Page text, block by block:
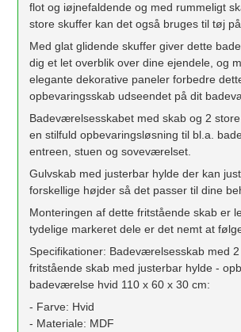
flot og iøjnefaldende og med rummeligt
store skuffer kan det også bruges til tøj
Med glat glidende skuffer giver dette
dig et let overblik over dine ejendele, og
elegante dekorative paneler forbedre
opbevaringsskab udseendet på dit
Badeværelsesskabet med skab og 2
en stilfuld opbevaringsløsning til bl.a.
entreen, stuen og soveværelset.
Gulvskab med justerbar hylde der kan
forskellige højder så det passer til dine
Monteringen af dette fritstående skab er
tydelige markeret dele er det nemt at
Specifikationer: Badeværelsesskab med
fritstående skab med justerbar hylde -
badeværelse hvid 110 x 60 x 30 cm:
- Farve: Hvid
- Materiale: MDF